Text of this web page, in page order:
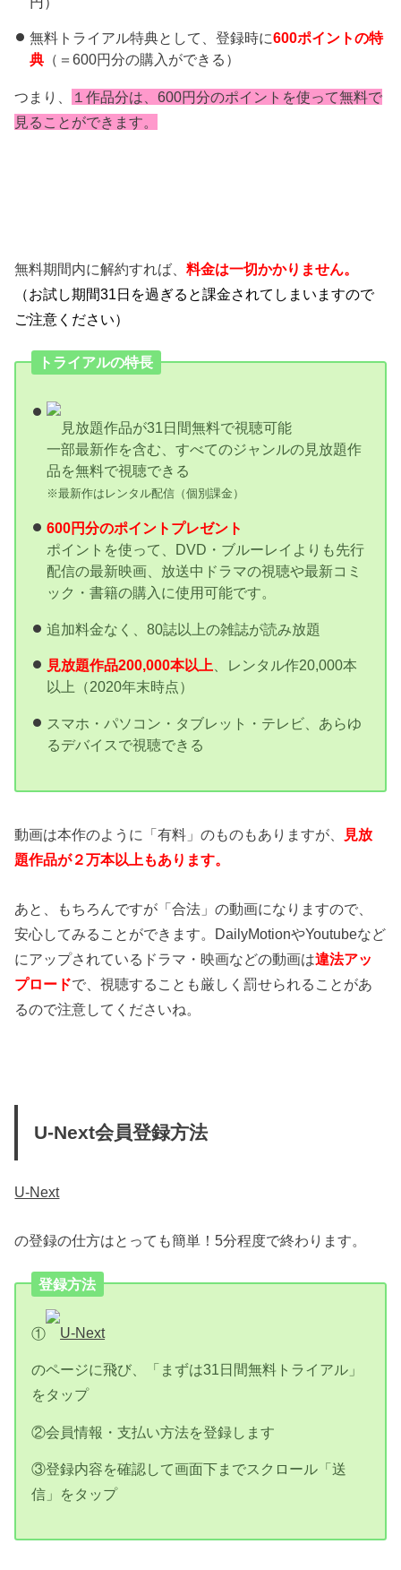
無料トライアル特典として、登録時に600ポイントの特
典（＝600円分の購入ができる）
つまり、
１作品分は、600円分のポイントを使って無料で
見ることができます。
無料期間内に解約すれば、料金は一切かかりません。
（お試し期間31日を過ぎると課金されてしまいますので
ご注意ください）
トライアルの特長
見放題作品が31日間無料で視聴可能
一部最新作を含む、すべてのジャンルの見放題作
品を無料で視聴できる
※最新作はレンタル配信（個別課金）
600円分のポイントプレゼント
ポイントを使って、DVD・ブルーレイよりも先行
配信の最新映画、放送中ドラマの視聴や最新コミ
ック・書籍の購入に使用可能です。
追加料金なく、80誌以上の雑誌が読み放題
見放題作品200,000本以上 、レンタル作20,000本
以上（2020年末時点）
スマホ・パソコン・タブレット・テレビ、あらゆ
るデバイスで視聴できる
動画は本作のように「有料」のものもありますが、
見放
題作品が２万本以上もあります。
あと、もちろんですが「合法」の動画になりますので、
安心してみることができます。DailyMotionやYoutubeなど
にアップされているドラマ・映画などの動画は違法アッ
プロードで、視聴することも厳しく罰せられることがあ
るので注意してくださいね。
U-Next会員登録方法
U-Next
の登録の仕方はとっても簡単！5分程度で終わります。
登録方法
① U-Next
のページに飛び、「まずは31日間無料トライアル」
をタップ
②会員情報・支払い方法を登録します
③登録内容を確認して画面下までスクロール「送
信」をタップ